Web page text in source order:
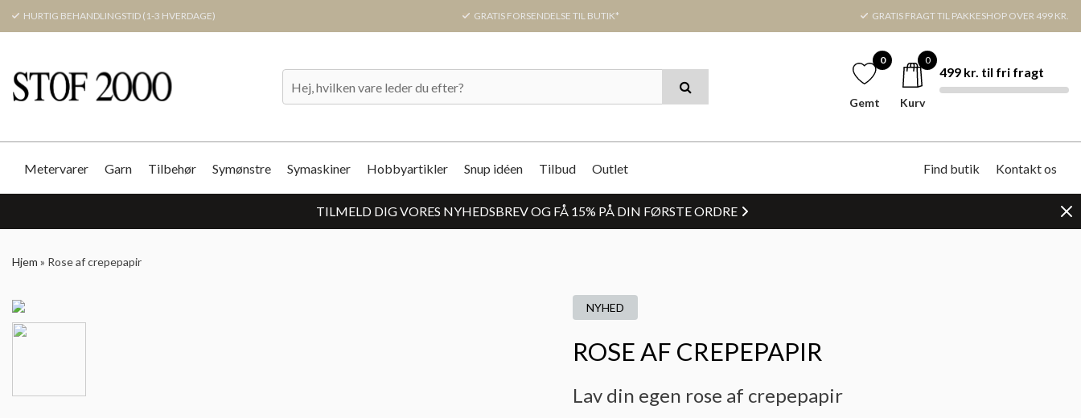
HURTIG BEHANDLINGSTID (1-3 HVERDAGE) GRATIS FORSENDELSE TIL BUTIK* GRATIS FRAGT TIL PAKKESHOP OVER 499 KR.
0
Gemt
0
Kurv
499 kr. til fri fragt
Metervarer Garn Tilbehør Symønstre Symaskiner Hobbyartikler Snup idéen Tilbud Outlet Find butik Kontakt os
TILMELD DIG VORES NYHEDSBREV OG FÅ 15% PÅ DIN FØRSTE ORDRE
Hjem » Rose af crepepapir
NYHED
ROSE AF CREPEPAPIR
Lav din egen rose af crepepapir